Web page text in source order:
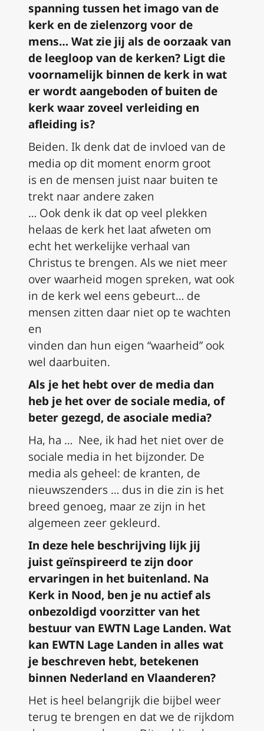
spanning tussen het imago van de
kerk en de zielenzorg voor de
mens… Wat zie jij als de oorzaak van
de leegloop van de kerken? Ligt die
voornamelijk binnen de kerk in wat
erwordtaangeboden of buiten de
kerk waar zoveel verleiding en
afleiding is?
Beiden. Ik denk dat de invloed van de
media op dit moment enorm groot
is en de mensen juist naar buiten te
trekt naar andere zaken
… Ook denk ik dat op veel plekken
helaas de kerk het laat afweten om
echt het werkelijke verhaal van
Christus te brengen. Als we niet meer
over waarheid mogen spreken, wat ook
in de kerk wel eens gebeurt… de
mensen zitten daar niet op te wachten
en
vinden dan hun eigen “waarheid” ook
wel daarbuiten.
Als je het hebt over de media dan
heb je het over desociale media, of
beter gezegd, deasociale media?
Ha, ha … Nee, ik had het niet over de
sociale media in het bijzonder. De
media als geheel: de kranten, de
nieuwszenders … dus in die zin is het
breed genoeg, maar ze zijn in het
algemeen zeer gekleurd.
In deze hele beschrijving lijk jij
juist geïnspireerd te zijn door
ervaringen in het buitenland. Na
Kerk in Nood, ben je nu actief als
onbezoldigd voorzitter van het
bestuur van EWTN Lage Landen. Wat
kan EWTN Lage Landen in alles wat
je beschreven hebt, betekenen
binnen Nederland en Vlaanderen?
Het is heel belangrijk die bijbel weer
terug te brengen en dat we de rijkdom